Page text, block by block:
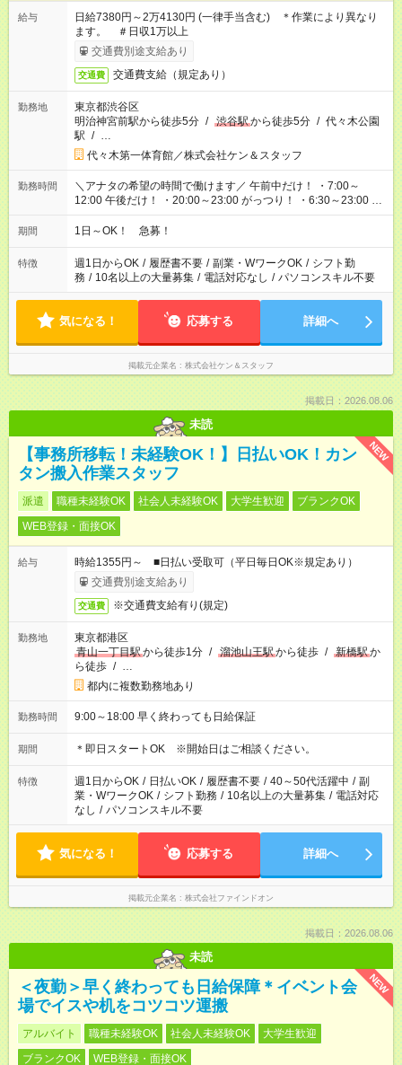
給与
日給7380円～2万4130円 (一律手当含む) ＊作業により異なり
ます。 ＃日収1万以上
交通費別途支給あり
交通費 交通費支給（規定あり）
勤務地
東京都渋谷区
明治神宮前駅から徒歩5分 / 渋谷駅から徒歩5分 / 代々木公園
駅 / …
代々木第一体育館／株式会社ケン＆スタッフ
勤務時間
＼アナタの希望の時間で働けます／ 午前中だけ！ ・7:00～
12:00 午後だけ！ ・20:00～23:00 がっつり！ ・6:30～23:00 ・
12:00～21:00 ・16:00～翌8:00 …etc ※時間曜日イベントによ
り異なります。
期間 1日～OK！ 急募！
特徴 週1日からOK / 履歴書不要 / 副業・WワークOK / シフト勤
務 / 10名以上の大量募集 / 電話対応なし / パソコンスキル不要
気になる！ 応募する 詳細へ
掲載元企業名 株式会社ケン＆スタッフ
掲載日：2026.08.06
未読
NEW
【事務所移転！未経験OK！】日払いOK！カン
タン搬入作業スタッフ
派遣 職種未経験OK 社会人未経験OK 大学生歓迎
ブランクOK
WEB登録・面接OK
給与
時給1355円～ ■日払い受取可（平日毎日OK※規定あり）
交通費別途支給あり
交通費 ※交通費支給有り(規定)
勤務地
東京都港区
青山一丁目駅から徒歩1分 / 溜池山王駅から徒歩 / 新橋駅か
ら徒歩 / …
都内に複数勤務地あり
勤務時間 9:00～18:00 早く終わっても日給保証
期間 ＊即日スタートOK ※開始日はご相談ください。
特徴 週1日からOK / 日払いOK / 履歴書不要 / 40～50代活躍中 / 副
業・WワークOK / シフト勤務 / 10名以上の大量募集 / 電話対応
なし / パソコンスキル不要
気になる！ 応募する 詳細へ
掲載元企業名 株式会社ファインドオン
掲載日：2026.08.06
未読
NEW
＜夜勤＞早く終わっても日給保障＊イベント会
場でイスや机をコツコツ運搬
アルバイト 職種未経験OK 社会人未経験OK
大学生歓迎
ブランクOK
WEB登録・面接OK